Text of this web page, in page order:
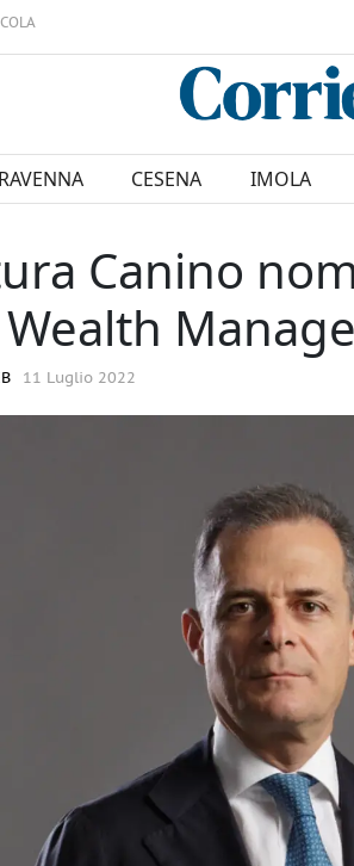
RAVENNA CESENA IMOLA
Canino
11 Luglio 2022